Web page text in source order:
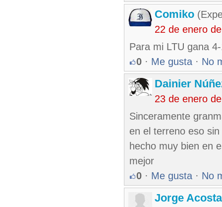
Comiko
22 de enero
Para mi LTU gana
0 · Me gusta · No
Dainier
23 de enero
Sinceramente
en el terreno eso
hecho muy bien en
mejor
0 · Me gusta · No
Jorge